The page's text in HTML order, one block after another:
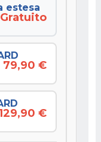
estesa
Gratuito
79,90 €
€